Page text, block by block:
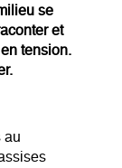
se
et
tension.
au